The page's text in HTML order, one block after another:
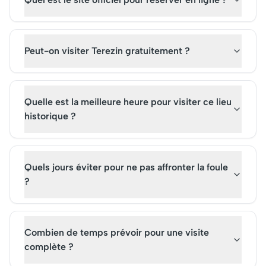
Peut-on visiter Terezin gratuitement ?
Quelle est la meilleure heure pour visiter ce lieu
historique ?
Quels jours éviter pour ne pas affronter la foule
?
Combien de temps prévoir pour une visite
complète ?